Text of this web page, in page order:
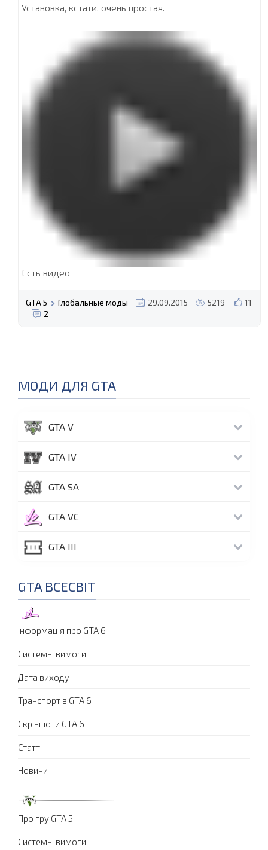
Установка, кстати, очень простая.
Есть видео
11
GTA 5 Глобальные моды 29.09.2015
5219
2
МОДИ ДЛЯ GTA
GTA V
GTA IV
GTA SA
GTA VC
GTA III
GTA ВСЕСВІТ
Інформація про GTA 6
Системні вимоги
Дата виходу
Транспорт в GTA 6
Скріншоти GTA 6
Статті
Новини
Про гру GTA 5
Системні вимоги